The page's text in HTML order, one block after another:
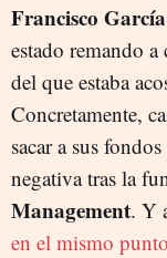
Francisco
estado remando
del que estaba
Concretamente,
sacar a sus
negativa tras la
Management. Y
en el mismo